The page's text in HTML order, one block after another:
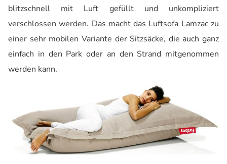
blitzschnell mit Luft gefüllt und unkompliziert
verschlossen werden. Das macht das Luftsofa Lamzac zu
einer sehr mobilen Variante der Sitzsäcke, die auch ganz
einfach in den Park oder an den Strand mitgenommen
werden kann.